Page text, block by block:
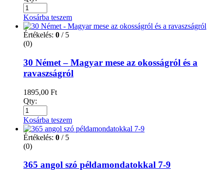
Kosárba teszem
Értékelés: 0 / 5
(0)
30 Német – Magyar mese az okosságról és a
ravaszságról
1895,00 Ft
Qty:
Kosárba teszem
Értékelés: 0 / 5
(0)
365 angol szó példamondatokkal 7-9